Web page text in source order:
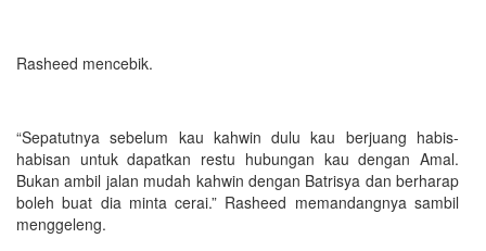
Rasheed mencebik.
“Sepatutnya sebelum kau kahwin dulu kau berjuang habis-
habisan untuk dapatkan restu hubungan kau dengan Amal.
Bukan ambil jalan mudah kahwin dengan Batrisya dan berharap
boleh buat dia minta cerai.” Rasheed memandangnya sambil
menggeleng.